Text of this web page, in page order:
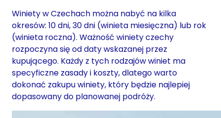
Winiety w Czechach można nabyć na kilka
okresów: 10 dni, 30 dni (winieta miesięczna) lub rok
(winieta roczna). Ważność winiety czechy
rozpoczyna się od daty wskazanej przez
kupującego. Każdy z tych rodzajów winiet ma
specyficzne zasady i koszty, dlatego warto
dokonać zakupu winiety, który będzie najlepiej
dopasowany do planowanej podróży.